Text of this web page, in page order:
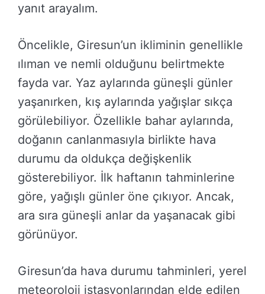
yanıt arayalım.
Öncelikle, Giresun’un ikliminin genellikle
ılıman ve nemli olduğunu belirtmekte
fayda var. Yaz aylarında güneşli günler
yaşanırken, kış aylarında yağışlar sıkça
görülebiliyor. Özellikle bahar aylarında,
doğanın canlanmasıyla birlikte hava
durumu da oldukça değişkenlik
gösterebiliyor. İlk haftanın tahminlerine
göre, yağışlı günler öne çıkıyor. Ancak,
ara sıra güneşli anlar da yaşanacak gibi
görünüyor.
Giresun’da hava durumu tahminleri, yerel
meteoroloji istasyonlarından elde edilen